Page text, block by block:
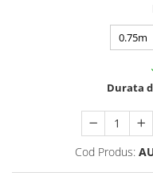
0.75m
Durata
Cod Produs: